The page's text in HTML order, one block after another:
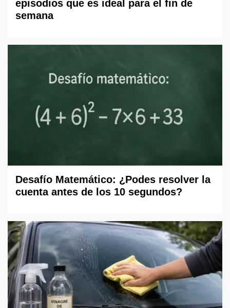
episodios que es ideal para el fin de
semana
Desafío Matemático: ¿Podes resolver la
cuenta antes de los 10 segundos?